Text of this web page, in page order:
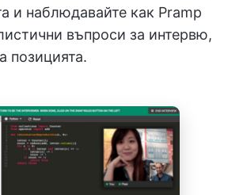
и наблюдавайте как Pramp
въпроси за интервю,
позицията.